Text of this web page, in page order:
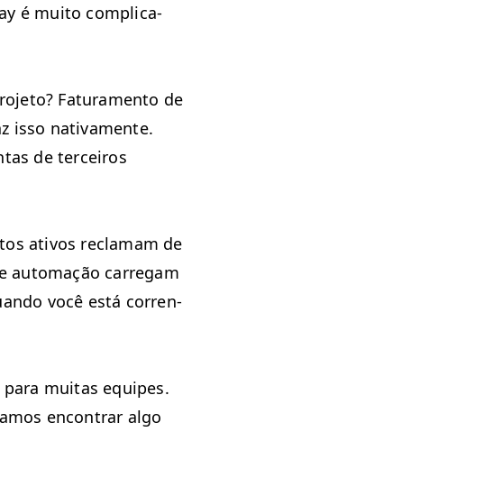
é muito com­pli­ca­
Fat­u­ra­men­to de
isso nati­va­mente.
de ter­ceiros
ativos recla­mam de
automação car­regam
você está cor­ren­
muitas equipes.
encon­trar algo